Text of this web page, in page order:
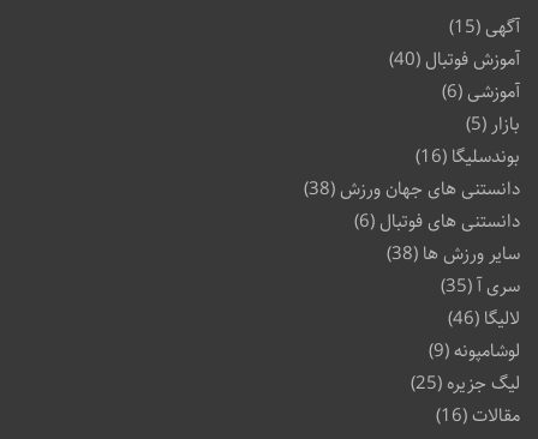
آگهی(15)
آموزش فوتبال (40)
آموزشی(6)
بازار (5)
بوندسلیگا (16)
دانستنی های جهان ورزش(38)
دانستنی های فوتبال (6)
سایر ورزش ها (38)
سری آ(35)
لالیگا (46)
لوشامپونه(9)
لیگ جزیره (25)
مقالات(16)